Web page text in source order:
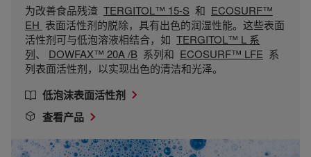
为改善食品残渣 TERGITOL™ 15-S 和 ECOSURF™
EH 表面活性剂的脱除，具有出色的润湿性能。这些表面
活性剂可与低泡溶液相结合，如 TERGITOL™ L 系
列、 DOWFAX™ 20A /B 系列和 ECOSURF™ LFE 系
列表面活性剂，以实现出色的清洁和光泽。
低泡沫表面活性剂
查看产品